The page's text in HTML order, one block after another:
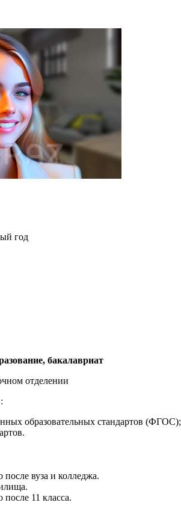
год
бакалавриат
отделении
образовательных стандартов (ФГОС);
вуза и колледжа.
11 класса.